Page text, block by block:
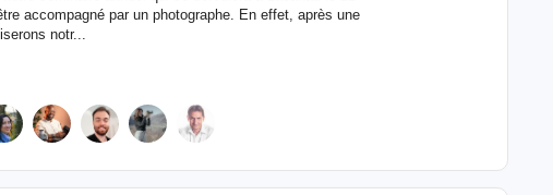
accompagné par un photographe. En effet, après une
notr...